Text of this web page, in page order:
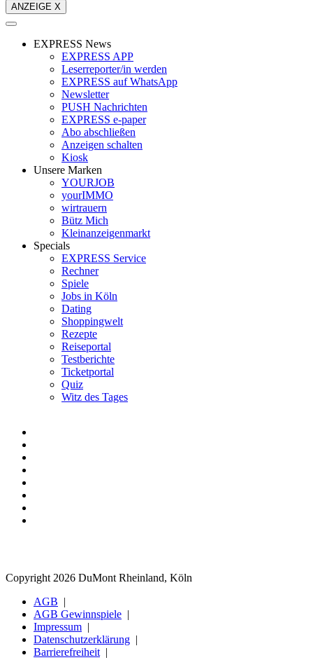
ANZEIGE X
EXPRESS News
EXPRESS APP
Leserreporter/in werden
EXPRESS auf WhatsApp
Newsletter
PUSH Nachrichten
EXPRESS e-paper
Abo abschließen
Anzeigen schalten
Kiosk
Unsere Marken
YOURJOB
yourIMMO
wirtrauern
Bütz Mich
Kleinanzeigenmarkt
Specials
EXPRESS Service
Rechner
Spiele
Jobs in Köln
Dating
Shoppingwelt
Rezepte
Reiseportal
Testberichte
Ticketportal
Quiz
Witz des Tages
Copyright 2026 DuMont Rheinland, Köln
AGB
AGB Gewinnspiele
Impressum
Datenschutzerklärung
Barrierefreiheit